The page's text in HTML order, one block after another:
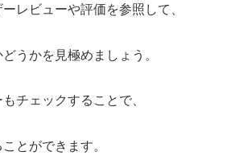
レビューや評価を参照して、
うかを見極めましょう。
チェックすることで、
とができます。